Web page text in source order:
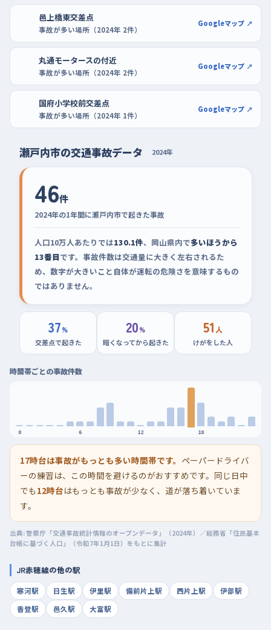
邑上橋東交差点
事故が多い場所（2024年 2件）
Googleマップ ↗
丸通モータースの付近
事故が多い場所（2024年 2件）
Googleマップ ↗
国府小学校前交差点
事故が多い場所（2024年 1件）
Googleマップ ↗
瀬戸内市の交通事故データ 2024年
46件
2024年の1年間に瀬戸内市で起きた事故
人口10万人あたりでは130.1件、岡山県内で多いほうから
13番目です。事故件数は交通量に大きく左右されるた
め、数字が大きいこと自体が運転の危険さを意味するもの
ではありません。
37%
交差点で起きた
20%
暗くなってから起きた
51 人
けがをした人
時間帯ごとの事故件数
0 6 12 18
17時台は事故がもっとも多い時間帯です。 ペーパードライバ
ーの練習は、この時間を避けるのがおすすめです。同じ日中
でも 12時台はもっとも事故が少なく、道が落ち着いていま
す。
出典: 警察庁「交通事故統計情報のオープンデータ」（2024年）／総務省「住民基本
台帳に基づく人口」（令和7年1月1日）をもとに集計
JR赤穂線の他の駅
寒河駅 日生駅 伊里駅 備前片上駅 西片上駅
伊部駅
香登駅
邑久駅 大富駅